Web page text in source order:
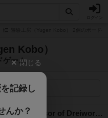
Kobo）
ゲーム
ュー
ドライヴォルテの後継者（Successor of Dreiworte）
閉じる
記録し
んか？